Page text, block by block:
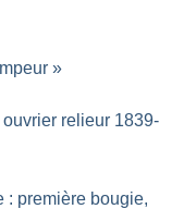
»
relieur 1839-
: première bougie,